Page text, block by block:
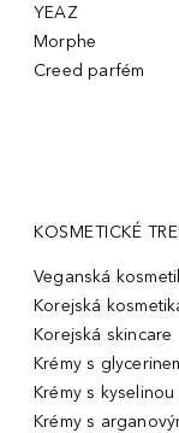
YEAZ
Morphe
Creed parfém
KOSMETICKÉ
Veganská
Korejská
Korejská skincare
Krémy s
Krémy s
Krémy s